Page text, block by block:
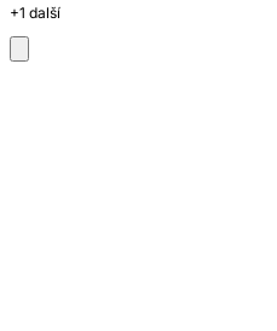
+1 další